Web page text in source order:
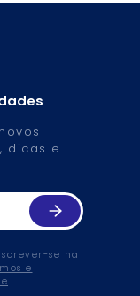
dicas e
se na
e
.